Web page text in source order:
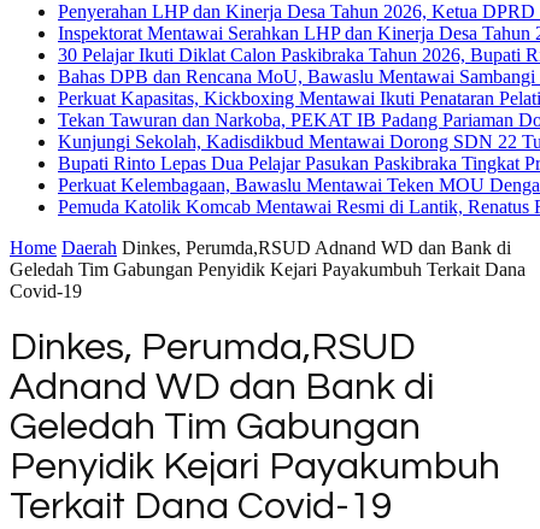
Penyerahan LHP dan Kinerja Desa Tahun 2026, Ketua
Inspektorat Mentawai Serahkan LHP dan Kinerja Desa
30 Pelajar Ikuti Diklat Calon Paskibraka Tahun 2026, Bupati
Bahas DPB dan Rencana MoU, Bawaslu Mentawai
Perkuat Kapasitas, Kickboxing Mentawai Ikuti Penataran
Tekan Tawuran dan Narkoba, PEKAT IB Padang Pariaman
Kunjungi Sekolah, Kadisdikbud Mentawai Dorong SDN 22
Bupati Rinto Lepas Dua Pelajar Pasukan Paskibraka Tingkat
Perkuat Kelembagaan, Bawaslu Mentawai Teken MOU
Pemuda Katolik Komcab Mentawai Resmi di Lantik, Renatus
Home Daerah Dinkes, Perumda,RSUD Adnand WD dan Bank di
Geledah Tim Gabungan Penyidik Kejari Payakumbuh Terkait Dana
Covid-19
Dinkes, Perumda,RSUD
Adnand WD dan Bank di
Geledah Tim Gabungan
Penyidik Kejari Payakumbuh
Terkait Dana Covid-19